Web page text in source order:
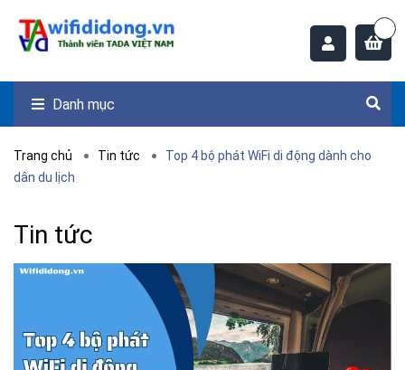
Danh mục
Trang chủ Tin tức
Top 4 bộ phát WiFi di động dành cho
dân du lịch
Tin tức